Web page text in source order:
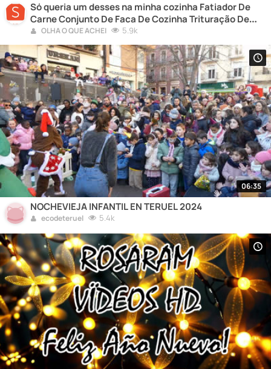
Só queria um desses na minha cozinha Fatiador De
Carne Conjunto De Faca De Cozinha Trituração De
Corte.
OLHA O QUE ACHEI 5.9k
06:35
NOCHEVIEJA INFANTIL EN TERUEL 2024
ecodeteruel 5.4k